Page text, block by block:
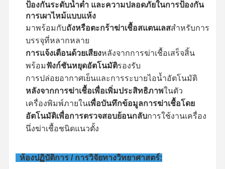
ป้องกันระดับน้ำต่ำ และความปลอดภัยในการป้องกัน
การเผาไหม้แบบแห้ง
มาพร้อมกับถังหรือตะกร้าฆ่าเชื้อสแตนเลสสำหรับการ
บรรจุที่หลากหลาย
การแจ้งเตือนด้วยเสียงหลังจากการฆ่าเชื้อเสร็จสิ้น
พร้อมฟังก์ชันหยุดอัตโนมัติรองรับ
การปล่อยอากาศเย็นและการระบายไอน้ำอัตโนมัติ
หลังจากการฆ่าเชื้อเพื่อเพิ่มประสิทธิภาพในตัว
เครื่องพิมพ์ภายในเพื่อบันทึกข้อมูลการฆ่าเชื้อโดย
อัตโนมัติเพื่อการตรวจสอบย้อนกลับการใช้งานเครื่อง
นึ่งฆ่าเชื้อชนิดแนวตั้ง
ห้องปฏิบัติการ / การวิจัยทางวิทยาศาสตร์: